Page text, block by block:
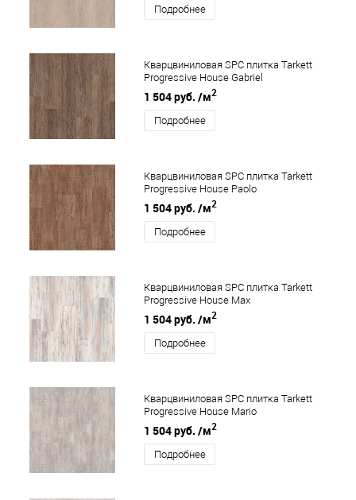
Подробнее
Кварцвиниловая SPC плитка Tarkett
Progressive House Gabriel
1 504 руб. /м2
Подробнее
Кварцвиниловая SPC плитка Tarkett
Progressive House Paolo
1 504 руб. /м2
Подробнее
Кварцвиниловая SPC плитка Tarkett
Progressive House Max
1 504 руб. /м2
Подробнее
Кварцвиниловая SPC плитка Tarkett
Progressive House Mario
1 504 руб. /м2
Подробнее